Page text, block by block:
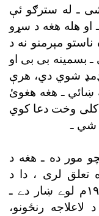
ـ له سترګو ئې
هله هغه د سړو
مېرمنو نه د
بسمينه بى بى او
شوي دي، هرې
ښائي ـ هغه هغوئ
وخت دعا کوي
شي ـ
مور ده ـ هغه د
تعلق لرى ، دا د
خېبرپښتونخوا دوېم او د ټول ملک ١٩م لوے ښار دے ـ
رنځونو،